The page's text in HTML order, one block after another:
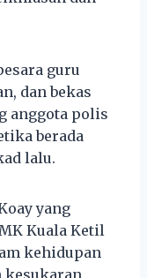
guru
dan bekas
anggota polis
berada
lalu.
yang
Kuala Ketil
kehidupan
kesukaran